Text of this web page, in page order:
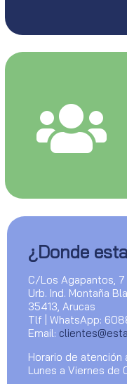
¿Donde
C/Los Agapantos, 7
Urb. Ind. Montaña
35413, Arucas
Tlf | WhatsApp:
Email:
Horario de atención
Lunes a Viernes de